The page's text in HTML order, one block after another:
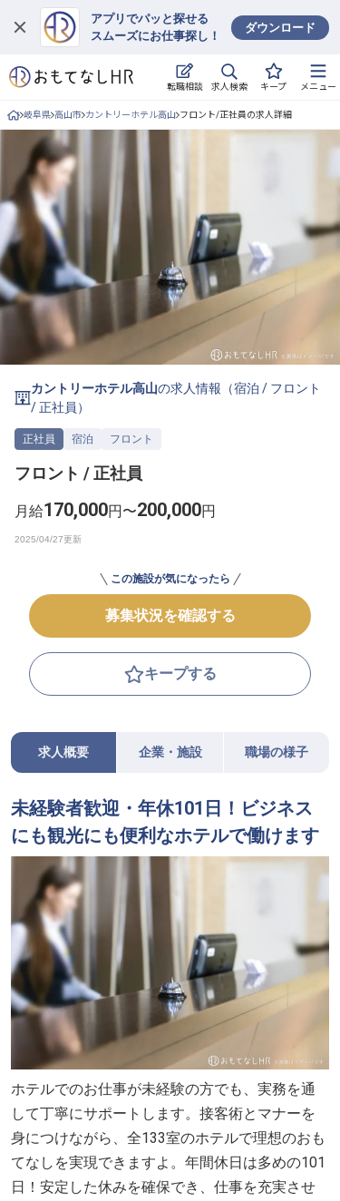
アプリでパッと探せる
スムーズにお仕事探し！
ダウンロード
転職相談 求人検索 キープ メニュー
ログイン
求人・施設を探す
キープした求人
就職・転職 合同説明会
おもてなしHRについて
ご利用の流れ
よくある質問
ホテル・宿泊業界情報コラム
無料 転職サポートに申し込む
採用をお考えの企業様へ
岐阜県 高山市 カントリーホテル高山 フロント/正社員の求人詳細
カントリーホテル高山の求人情報（宿泊 / フロント
/正社員 ）
正社員 宿泊 フロント
フロント / 正社員
月給170,000円〜200,000円
この施設が気になったら
募集状況を確認する
キープする
求人概要 企業・施設 職場の様子
未経験者歓迎・年休101日！ビジネス
にも観光にも便利なホテルで働けます
ホテルでのお仕事が未経験の方でも、実務を通
して丁寧にサポートします。接客術とマナーを
身につけながら、全133室のホテルで理想のおも
てなしを実現できますよ。年間休日は多めの101
日！安定した休みを確保でき、仕事を充実させ